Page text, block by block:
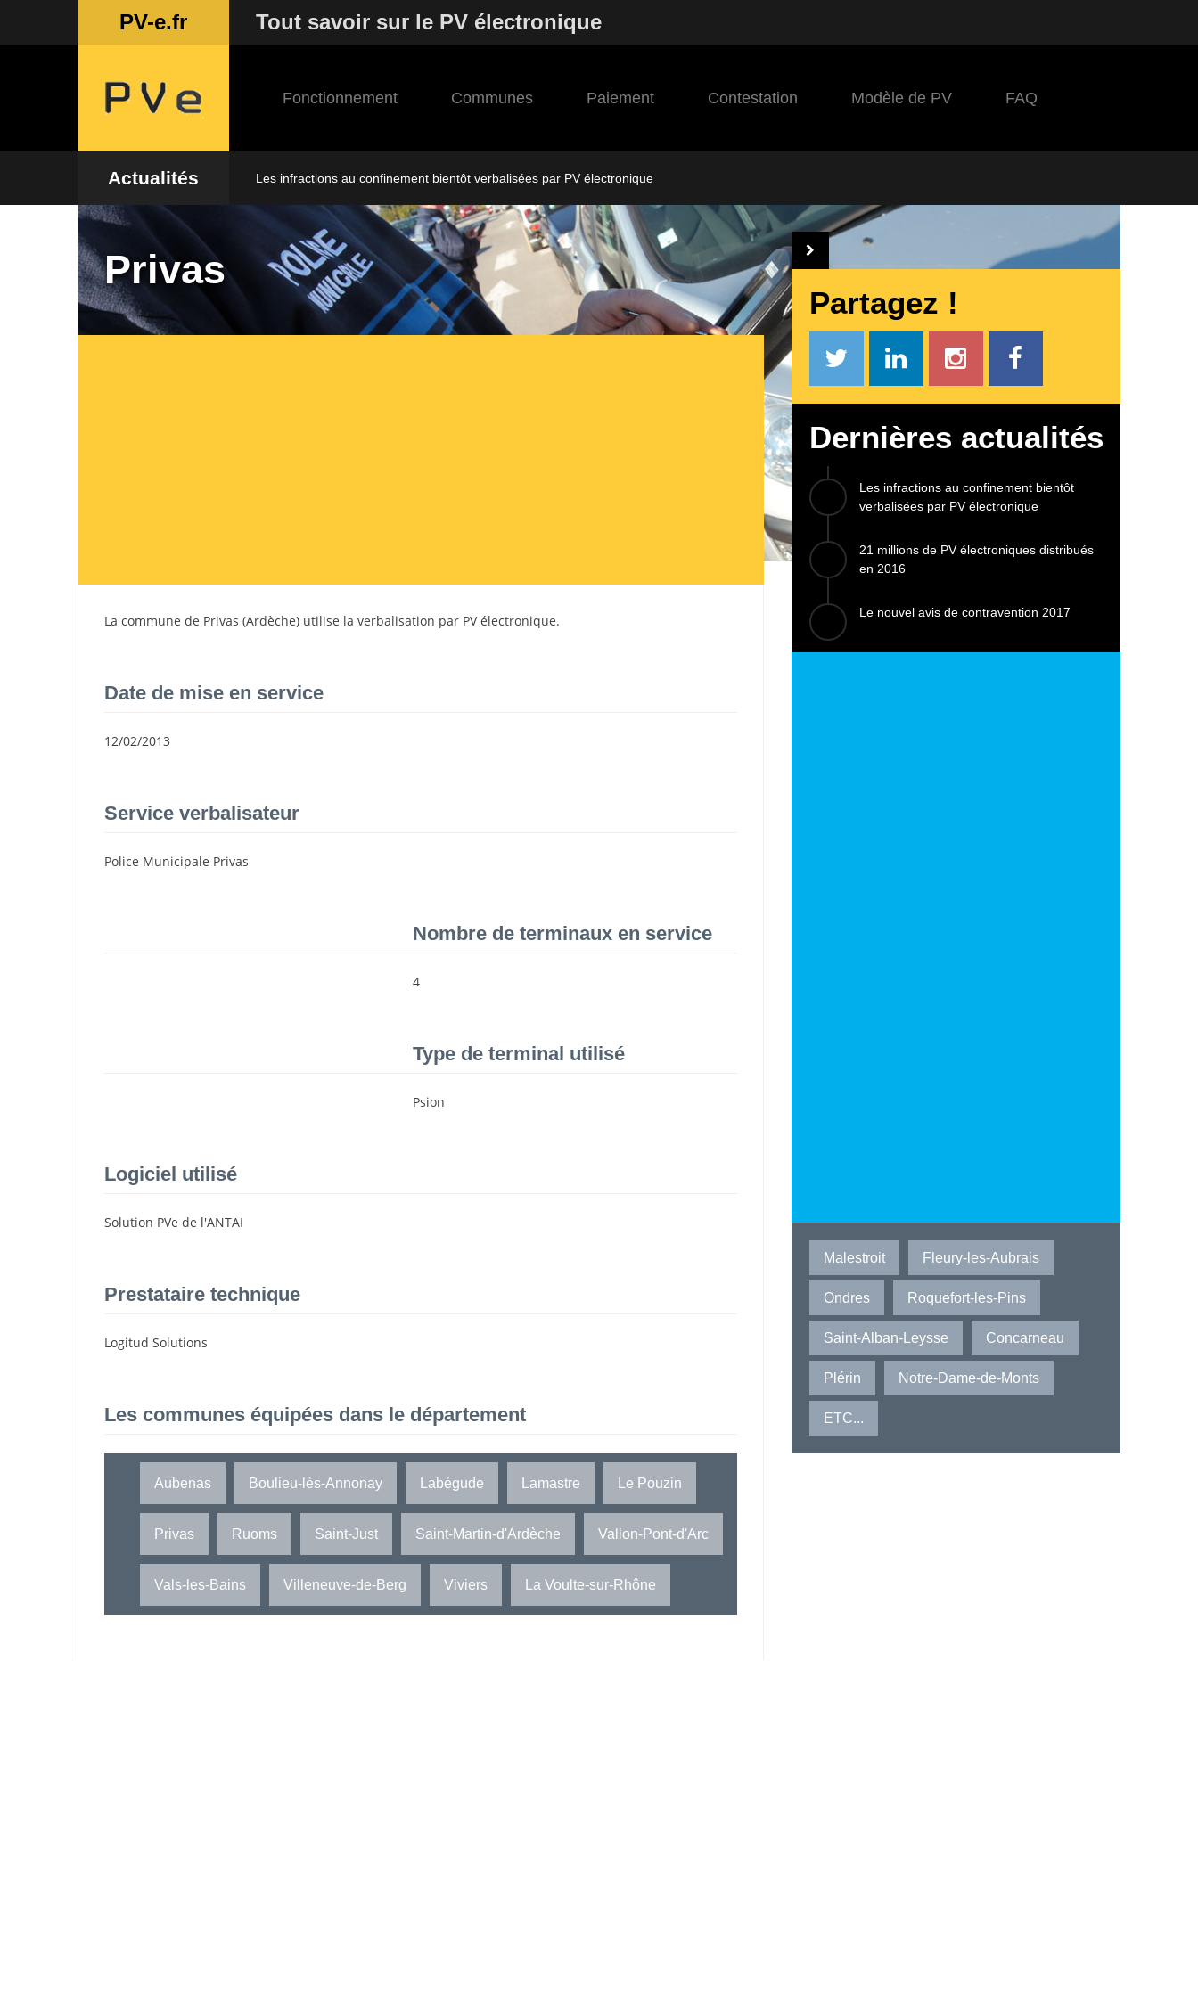
PV-e.fr Tout savoir sur le PV électronique
Fonctionnement Communes Paiement Contestation Modèle de PV FAQ
Actualités Les infractions au confinement bientôt verbalisées par PV électronique
Privas
La commune de Privas (Ardèche) utilise la verbalisation par PV électronique.
Date de mise en service
12/02/2013
Service verbalisateur
Police Municipale Privas
Nombre de terminaux en service
4
Type de terminal utilisé
Psion
Logiciel utilisé
Solution PVe de l'ANTAI
Prestataire technique
Logitud Solutions
Les communes équipées dans le département
Aubenas Boulieu-lès-Annonay Labégude Lamastre Le Pouzin
Privas Ruoms Saint-Just Saint-Martin-d'Ardèche Vallon-Pont-d'Arc
Vals-les-Bains Villeneuve-de-Berg Viviers La Voulte-sur-Rhône
Partagez !
Dernières actualités
Les infractions au confinement bientôt
verbalisées par PV électronique
21 millions de PV électroniques distribués
en 2016
Le nouvel avis de contravention 2017
Malestroit Fleury-les-Aubrais
Ondres Roquefort-les-Pins
Saint-Alban-Leysse Concarneau
Plérin Notre-Dame-de-Monts
ETC...